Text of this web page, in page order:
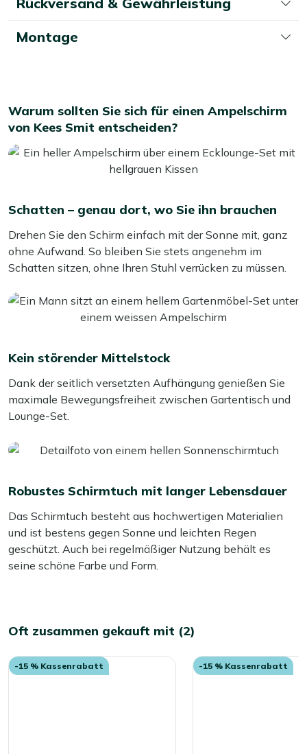
besteht aus widerstandsfähigem Antrazit, das
Sonnenschirm drinnen zu lagern. Ist das nicht möglich?
Achten Sie darauf, dass er vollständig trocken ist, bevor
Sie ihn in eine Hülle packen. So verhindern Sie Schimmel
Herbst an einem sonnigen Tag noch einmal auf. Ein
kurzes Lüften sorgt dafür, dass er frisch bleibt!
Montage
Warum sollten Sie sich für einen Ampelschirm
von Kees Smit entscheiden?
Schatten – genau dort, wo Sie ihn brauchen
Drehen Sie den Schirm einfach mit der Sonne mit, ganz
ohne Aufwand. So bleiben Sie stets angenehm im
Schatten sitzen, ohne Ihren Stuhl verrücken zu müssen.
Kein störender Mittelstock
Dank der seitlich versetzten Aufhängung genießen Sie
maximale Bewegungsfreiheit zwischen Gartentisch und
Lounge-Set.
Robustes Schirmtuch mit langer Lebensdauer
Das Schirmtuch besteht aus hochwertigen Materialien
und ist bestens gegen Sonne und leichten Regen
geschützt. Auch bei regelmäßiger Nutzung behält es
seine schöne Farbe und Form.
Oft zusammen gekauft mit (2)
-15 % Kassenrabatt -15 % Kassenrabatt